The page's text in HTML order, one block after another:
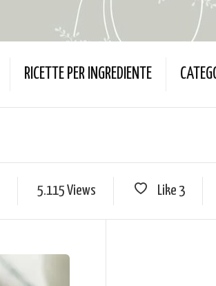
RICETTE PER INGREDIENTE
5.115 Views Like 3